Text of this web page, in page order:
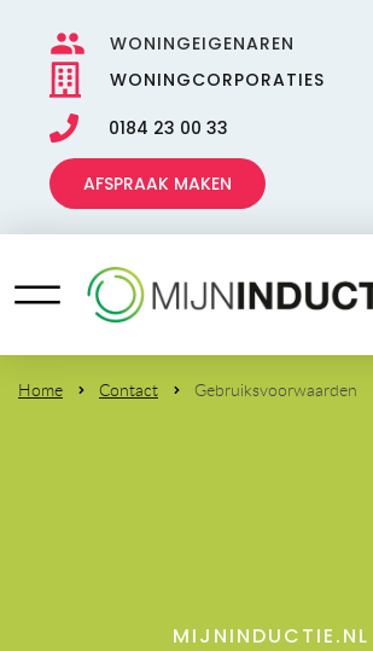
WONINGEIGENAREN
WONINGCORPORATIES
0184 23 00 33
AFSPRAAK MAKEN
Home Contact Gebruiksvoorwaarden
MIJNINDUCTIE.NL